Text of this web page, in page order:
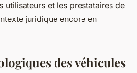
utilisateurs et les prestataires de
juridique encore en
des véhicules